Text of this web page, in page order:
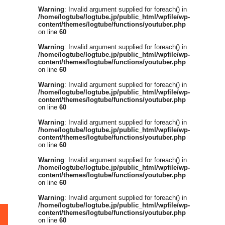
Warning: Invalid argument supplied for foreach() in
/home/logtube/logtube.jp/public_html/wpfile/wp-
content/themes/logtube/functions/youtuber.php
on line 60
Warning: Invalid argument supplied for foreach() in
/home/logtube/logtube.jp/public_html/wpfile/wp-
content/themes/logtube/functions/youtuber.php
on line 60
Warning: Invalid argument supplied for foreach() in
/home/logtube/logtube.jp/public_html/wpfile/wp-
content/themes/logtube/functions/youtuber.php
on line 60
Warning: Invalid argument supplied for foreach() in
/home/logtube/logtube.jp/public_html/wpfile/wp-
content/themes/logtube/functions/youtuber.php
on line 60
Warning: Invalid argument supplied for foreach() in
/home/logtube/logtube.jp/public_html/wpfile/wp-
content/themes/logtube/functions/youtuber.php
on line 60
Warning: Invalid argument supplied for foreach() in
/home/logtube/logtube.jp/public_html/wpfile/wp-
content/themes/logtube/functions/youtuber.php
on line 60